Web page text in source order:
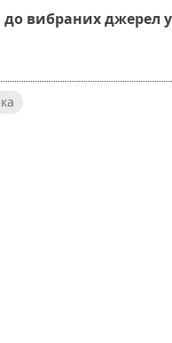
вибраних джерел у